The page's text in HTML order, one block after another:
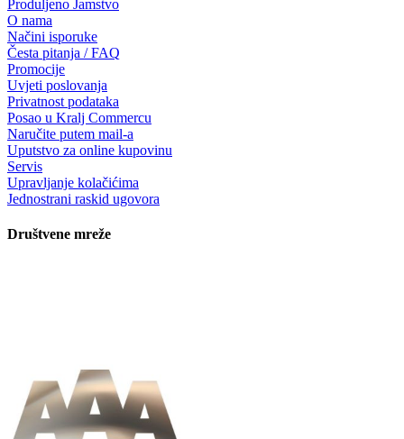
Produljeno Jamstvo
O nama
Načini isporuke
Česta pitanja / FAQ
Promocije
Uvjeti poslovanja
Privatnost podataka
Posao u Kralj Commercu
Naručite putem mail-a
Uputstvo za online kupovinu
Servis
Upravljanje kolačićima
Jednostrani raskid ugovora
Društvene mreže